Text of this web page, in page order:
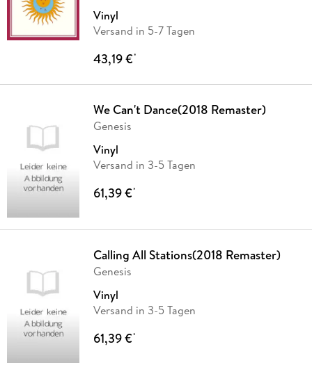
Vinyl
Versand in 5-7 Tagen
43,19 €*
We Can't Dance(2018 Remaster)
Genesis
Vinyl
Versand in 3-5 Tagen
61,39 €*
Calling All Stations(2018 Remaster)
Genesis
Vinyl
Versand in 3-5 Tagen
61,39 €*